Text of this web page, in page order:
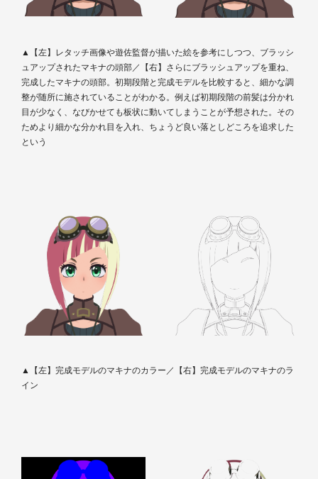
▲【左】レタッチ画像や遊佐監督が描いた絵を参考にしつつ、ブラッシ
ュアップされたマキナの頭部／【右】さらにブラッシュアップを重ね、
完成したマキナの頭部。初期段階と完成モデルを比較すると、細かな調
整が随所に施されていることがわかる。例えば初期段階の前髪は分かれ
目が少なく、なびかせても板状に動いてしまうことが予想された。その
ためより細かな分かれ目を入れ、ちょうど良い落としどころを追求した
という
▲【左】完成モデルのマキナのカラー／【右】完成モデルのマキナのラ
イン